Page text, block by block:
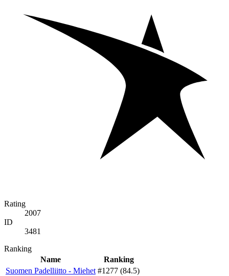
Rating
2007
ID
3481
Ranking
Name
Ranking
Suomen Padelliitto - Miehet #1277 (84.5)